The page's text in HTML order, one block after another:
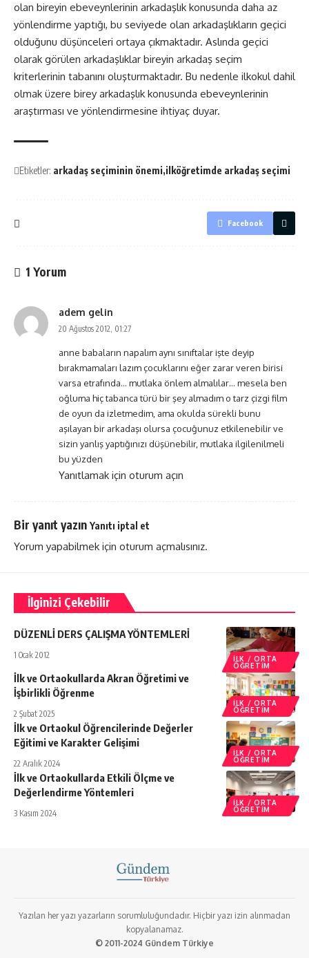
olan bireyin ebeveynlerinin arkadaşlık konusunda daha az
yönlendirme yaptığı, bu seviyede olan arkadaşlıkların geçici
olduğunu düşünceleri ortaya çıkmaktadır. Aslında geçici
olarak görülen arkadaşlıklar bireyin arkadaş seçim
kriterlerinin tabanını oluşturmaktadır. Bu nedenle ilkokul dahil
olmak üzere birey arkadaşlık konusunda ebeveynlerinin
araştırması ve yönlendirmesine ihtiyaç duyar.
Etiketler: arkadaş seçiminin önemi ilköğretimde arkadaş seçimi
Facebook
1 Yorum
adem gelin
20 Ağustos 2012, 01:27
anne babaların napalım aynı sınıftalar işte deyip
bırakmamaları lazım çocuklarını eğer zarar veren birisi
varsa etrafında… mutlaka önlem almalılar… mesela ben
oğluma hiç tabanca türü bir şey almadım o tarz çizgi film
de oyun da izletmedim, ama okulda sürekli bunu
aşılayan bir arkadaşı olursa çocuğunuz etkilenebilir ve
sizin yanlış yaptığınızı düşünebilir, mutlaka ilgilenilmeli
bu yüzden
Yanıtlamak için oturum açın
Bir yanıt yazın Yanıtı iptal et
Yorum yapabilmek için oturum açmalısınız.
İlginizi Çekebilir
İLK / ORTA
ÖĞRETIM
DÜZENLİ DERS ÇALIŞMA YÖNTEMLERİ
1 Ocak 2012
İLK / ORTA
ÖĞRETIM
İlk ve Ortaokullarda Akran Öğretimi ve
İşbirlikli Öğrenme
2 Şubat 2025
İLK / ORTA
ÖĞRETIM
İlk ve Ortaokul Öğrencilerinde Değerler
Eğitimi ve Karakter Gelişimi
22 Aralık 2024
İLK / ORTA
ÖĞRETIM
İlk ve Ortaokullarda Etkili Ölçme ve
Değerlendirme Yöntemleri
3 Kasım 2024
Yazılan her yazı yazarların sorumluluğundadır. Hiçbir yazı izin alınmadan
kopyalanamaz.
© 2011-2024 Gündem Türkiye